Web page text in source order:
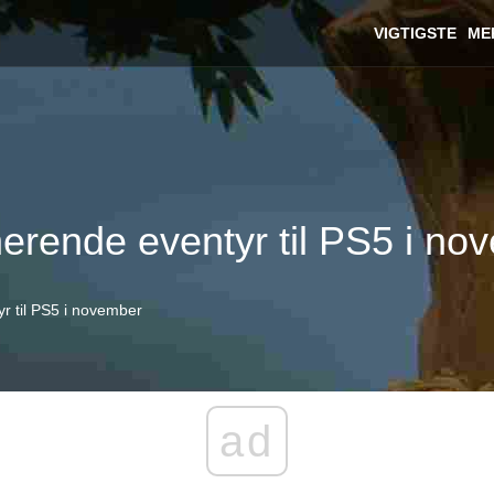
VIGTIGSTE
eventyr til PS5 i
til PS5 i november
ad